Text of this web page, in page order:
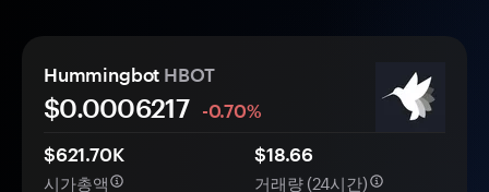
Hummingbot HBOT
$0.0006217
-0.70%
$621.70K
시가총액
$18.66
거래량 (24시간)